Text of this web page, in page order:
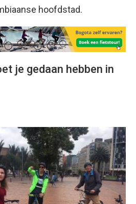
hoofdstad.
je gedaan hebben in